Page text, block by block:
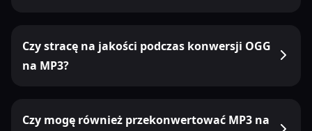
Czy stracę na jakości podczas konwersji OGG
na MP3?
Czy mogę również przekonwertować MP3 na